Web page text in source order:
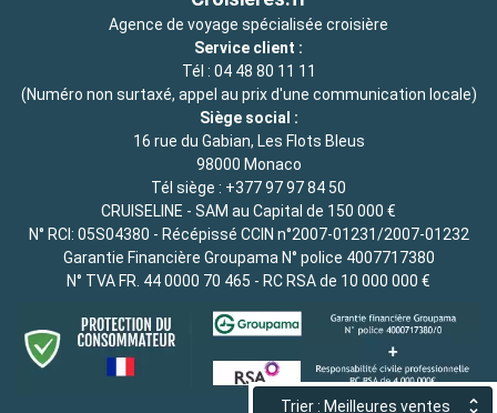
Trier : Meilleures ventes
Agence de voyage spécialisée croisière
Service client :
Tél : 04 48 80 11 11
(Numéro non surtaxé, appel au prix d'une communication locale)
Siège social :
16 rue du Gabian, Les Flots Bleus
98000 Monaco
Tél siège : +377 97 97 84 50
CRUISELINE - SAM au Capital de 150 000 €
N° RCI: 05S04380 - Récépissé CCIN n°2007-01231/2007-01232
Garantie Financière Groupama N° police 4007717380
N° TVA FR. 44 0000 70 465 - RC RSA de 10 000 000 €